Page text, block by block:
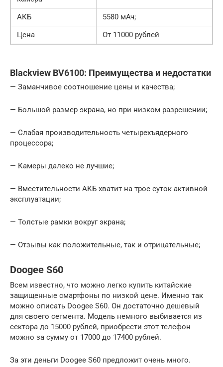
АКБ
5580 мАч;
Цена
От 11000 рублей
Blackview BV6100: Преимущества и недостатки
— Заманчивое соотношение цены и качества;
— Большой размер экрана, но при низком разрешении;
— Слабая производительность четырехъядерного
процессора;
— Камеры далеко не лучшие;
— Вместительности АКБ хватит на трое суток активной
эксплуатации;
— Толстые рамки вокруг экрана;
— Отзывы как положительные, так и отрицательные;
Doogee S60
Всем известно, что можно легко купить китайские
защищенные смартфоны по низкой цене. Именно так
можно описать Doogee S60. Он достаточно дешевый
для своего сегмента. Модель немного выбивается из
сектора до 15000 рублей, приобрести этот телефон
можно за сумму от 17000 до 17400 рублей.
За эти деньги Doogee S60 предложит очень много.